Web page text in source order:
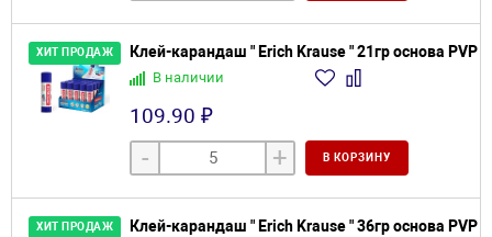
ХИТ ПРОДАЖ Клей-карандаш " Erich Krause " 21гр основа PVP
В наличии
109.90 ₽
- + В КОРЗИНУ
ХИТ ПРОДАЖ Клей-карандаш " Erich Krause " 36гр основа PVP